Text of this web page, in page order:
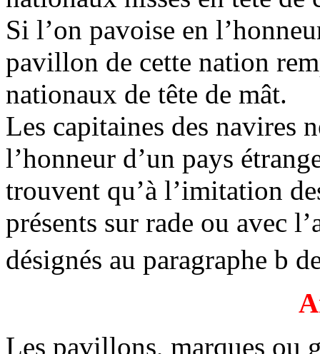
Si l’on pavoise en
pavillon de cette nation
nationaux de tête de mât.
Les capitaines des navires
l’honneur d’un pays
trouvent qu’à l’imitation
présents sur rade ou avec
désignés au paragraphe b
Les pavillons, marques ou